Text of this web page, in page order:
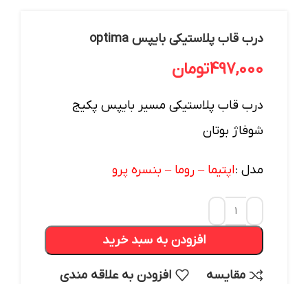
درب قاب پلاستیکی بایپس optima
497,000تومان
درب قاب پلاستیکی مسیر بایپس پکیج
شوفاژ بوتان
مدل :اپتیما – روما – بنسره پرو
افزودن به سبد خرید
مقایسه افزودن به علاقه مندی